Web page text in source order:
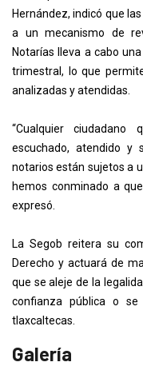
Hernández, indicó que
a un mecanismo de
Notarías lleva a cabo
trimestral, lo que
analizadas y atendidas.
“Cualquier
escuchado, atendido y
notarios están sujetos a
hemos conminado a
expresó.
La Segob reitera su
Derecho y actuará de
que se aleje de la
confianza pública o
tlaxcaltecas.
Galería